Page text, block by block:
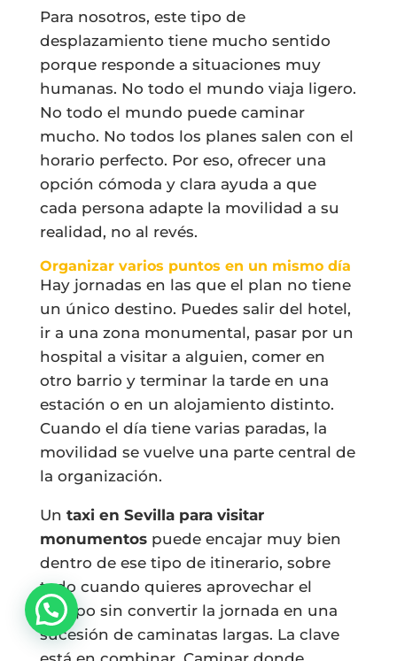
Para nosotros, este tipo de
desplazamiento tiene mucho sentido
porque responde a situaciones muy
humanas. No todo el mundo viaja ligero.
No todo el mundo puede caminar
mucho. No todos los planes salen con el
horario perfecto. Por eso, ofrecer una
opción cómoda y clara ayuda a que
cada persona adapte la movilidad a su
realidad, no al revés.
Organizar varios puntos en un mismo día
Hay jornadas en las que el plan no tiene
un único destino. Puedes salir del hotel,
ir a una zona monumental, pasar por un
hospital a visitar a alguien, comer en
otro barrio y terminar la tarde en una
estación o en un alojamiento distinto.
Cuando el día tiene varias paradas, la
movilidad se vuelve una parte central de
la organización.
Un taxi en Sevilla para visitar
monumentospuede encajar muy bien
dentro de ese tipo de itinerario, sobre
todo cuando quieres aprovechar el
tiempo sin convertir la jornada en una
sucesión de caminatas largas. La clave